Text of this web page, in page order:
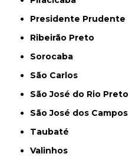
Presidente Prudente
Ribeirão Preto
Sorocaba
São Carlos
São José do Rio Preto
São José dos Campos
Taubaté
Valinhos